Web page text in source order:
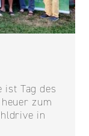
Tag des
zum
in